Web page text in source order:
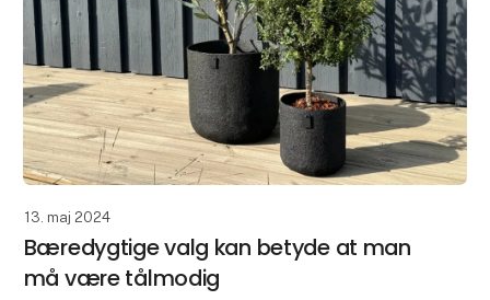
13. maj 2024
Bæredygtige valg kan betyde at man
må være tålmodig